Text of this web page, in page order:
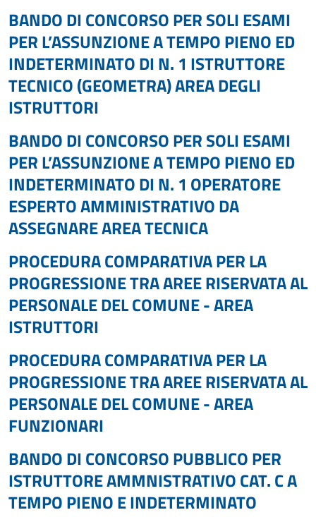
BANDO DI CONCORSO PER SOLI ESAMI
PER L’ASSUNZIONE A TEMPO PIENO ED
INDETERMINATO DI N. 1 ISTRUTTORE
TECNICO (GEOMETRA) AREA DEGLI
ISTRUTTORI
BANDO DI CONCORSO PER SOLI ESAMI
PER L’ASSUNZIONE A TEMPO PIENO ED
INDETERMINATO DI N. 1 OPERATORE
ESPERTO AMMINISTRATIVO DA
ASSEGNARE AREA TECNICA
PROCEDURA COMPARATIVA PER LA
PROGRESSIONE TRA AREE RISERVATA AL
PERSONALE DEL COMUNE - AREA
ISTRUTTORI
PROCEDURA COMPARATIVA PER LA
PROGRESSIONE TRA AREE RISERVATA AL
PERSONALE DEL COMUNE - AREA
FUNZIONARI
BANDO DI CONCORSO PUBBLICO PER
ISTRUTTORE AMMNISTRATIVO CAT. C A
TEMPO PIENO E INDETERMINATO